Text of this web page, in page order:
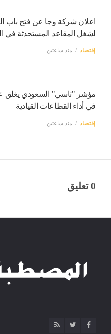
اعلان شركة وجا عن فتح باب
لشغل المقاعد المستحدثة في
إقتصاد منذ ساعتين
مؤشر "تاسي" السعودي يغلق
في أداء القطاعات القيادية
إقتصاد منذ ساعتين
0 تعليق